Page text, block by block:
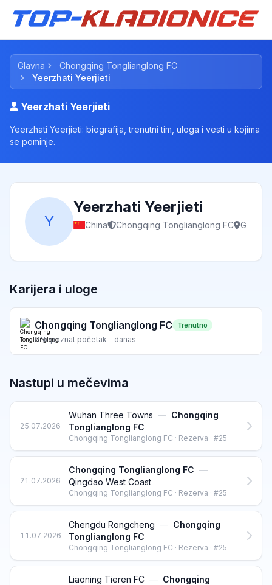
Glavna
Chongqing Tonglianglong FC
Yeerzhati Yeerjieti
Yeerzhati Yeerjieti
Yeerzhati Yeerjieti: biografija, trenutni tim, uloga i vesti u kojima
se pominje.
Y
Yeerzhati Yeerjieti
China Chongqing Tonglianglong FC G
Karijera i uloge
Chongqing Tonglianglong FC Trenutno
GNepoznat početak - danas
Nastupi u mečevima
25.07.2026
Wuhan Three Towns — Chongqing
Tonglianglong FC
Chongqing Tonglianglong FC · Rezerva · #25
21.07.2026
Chongqing Tonglianglong FC —
Qingdao West Coast
Chongqing Tonglianglong FC · Rezerva · #25
11.07.2026
Chengdu Rongcheng — Chongqing
Tonglianglong FC
Chongqing Tonglianglong FC · Rezerva · #25
Liaoning Tieren FC — Chongqing